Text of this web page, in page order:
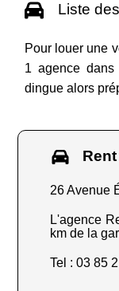
Liste
Pour louer une
1 agence
dingue alors
26 Avenue
L'agence
km de la
Tel : 03 85